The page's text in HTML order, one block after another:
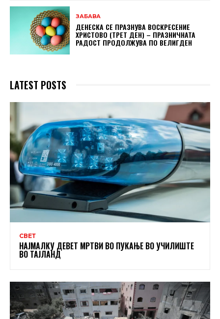
ЗАБАВА
ДЕНЕСКА СЕ ПРАЗНУВА ВОСКРЕСЕНИЕ
ХРИСТОВО (ТРЕТ ДЕН) – ПРАЗНИЧНАТА
РАДОСТ ПРОДОЛЖУВА ПО ВЕЛИГДЕН
LATEST POSTS
СВЕТ
НАЈМАЛКУ ДЕВЕТ МРТВИ ВО ПУКАЊЕ ВО УЧИЛИШТЕ
ВО ТАЈЛАНД